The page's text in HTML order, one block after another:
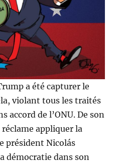
a été capturer le
violant tous les traités
accord de l’ONU. De son
appliquer la
président Nicolás
démocratie dans son